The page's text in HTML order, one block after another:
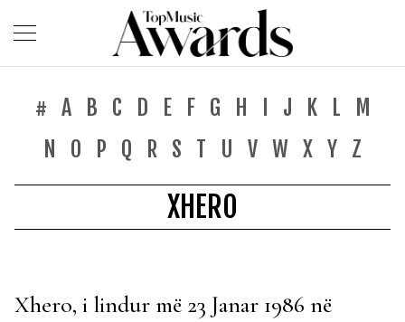
# A B C D E F G H J K L
M
N
O P Q R S T U V W X Y Z
XHERO
Xhero, i lindur më 23 Janar 1986 në